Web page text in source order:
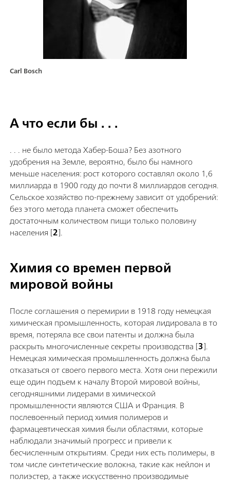
Carl Bosch
А что если бы . . .
. . . не было метода Хабер-Боша? Без азотного
удобрения на Земле, вероятно, было бы намного
меньше населения: рост которого составлял около 1,6
миллиарда в 1900 году до почти 8 миллиардов сегодня.
Сельское хозяйство по-прежнему зависит от удобрений:
без этого метода планета сможет обеспечить
достаточным количеством пищи только половину
населения [2].
Химия со времен первой
мировой войны
После соглашения о перемирии в 1918 году немецкая
химическая промышленность, которая лидировала в то
время, потеряла все свои патенты и должна была
раскрыть многочисленные секреты производства [3].
Немецкая химическая промышленность должна была
отказаться от своего первого места. Хотя они пережили
еще один подъем к началу Второй мировой войны,
сегодняшними лидерами в химической
промышленности являются США и Франция. В
послевоенный период химия полимеров и
фармацевтическая химия были областями, которые
наблюдали значимый прогресс и привели к
бесчисленным открытиям. Среди них есть полимеры, в
том числе синтетические волокна, такие как нейлон и
полиэстер, а также искусственно производимые